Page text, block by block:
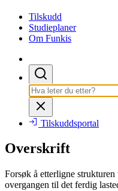
Tilskudd
Studieplaner
Om Funkis
Tilskuddsportal
Overskrift
Forsøk å etterligne
overgangen til det ferdig